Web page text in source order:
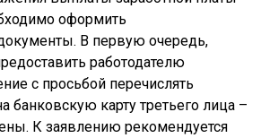
оформить
В первую очередь,
работодателю
с просьбой перечислять
банковскую карту третьего лица –
К заявлению рекомендуется